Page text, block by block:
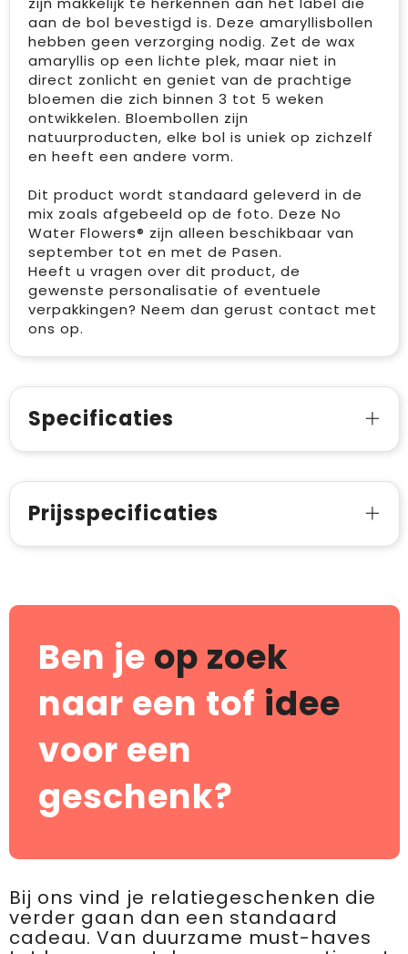
aan de bol bevestigd is. Deze amaryllisbollen
hebben geen verzorging nodig. Zet de wax
amaryllis op een lichte plek, maar niet in
direct zonlicht en geniet van de prachtige
bloemen die zich binnen 3 tot 5 weken
ontwikkelen. Bloembollen zijn
natuurproducten, elke bol is uniek op zichzelf
en heeft een andere vorm.
Dit product wordt standaard geleverd in de
mix zoals afgebeeld op de foto. Deze No
Water Flowers® zijn alleen beschikbaar van
september tot en met de Pasen.
Heeft u vragen over dit product, de
gewenste personalisatie of eventuele
verpakkingen? Neem dan gerust contact met
ons op.
Specificaties
Prijsspecificaties
Ben je op zoek
naar een tof idee
voor een
geschenk?
Bij ons vind je relatiegeschenken die
verder gaan dan een standaard
cadeau. Van duurzame must-haves